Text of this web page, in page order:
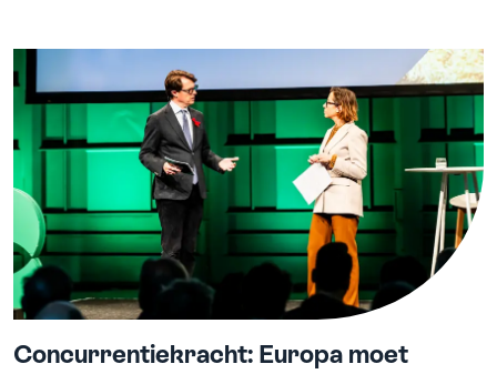
Concurrentiekracht: Europa moet